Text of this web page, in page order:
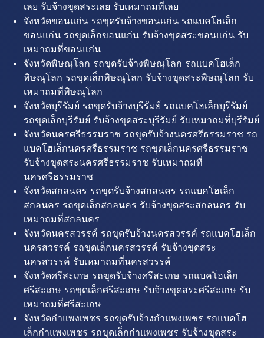
เลย รับจ้างขุดสระเลย รับเหมาถมที่เลย
จังหวัดขอนแก่น รถขุดรับจ้างขอนแก่น รถแบคโฮเล็ก
ขอนแก่น รถขุดเล็กขอนแก่น รับจ้างขุดสระขอนแก่น รับ
เหมาถมที่ขอนแก่น
จังหวัดพิษณุโลก รถขุดรับจ้างพิษณุโลก รถแบคโฮเล็ก
พิษณุโลก รถขุดเล็กพิษณุโลก รับจ้างขุดสระพิษณุโลก รับ
เหมาถมที่พิษณุโลก
จังหวัดบุรีรัมย์ รถขุดรับจ้างบุรีรัมย์ รถแบคโฮเล็กบุรีรัมย์
รถขุดเล็กบุรีรัมย์ รับจ้างขุดสระบุรีรัมย์ รับเหมาถมที่บุรีรัมย์
จังหวัดนครศรีธรรมราช รถขุดรับจ้างนครศรีธรรมราช รถ
แบคโฮเล็กนครศรีธรรมราช รถขุดเล็กนครศรีธรรมราช
รับจ้างขุดสระนครศรีธรรมราช รับเหมาถมที่
นครศรีธรรมราช
จังหวัดสกลนคร รถขุดรับจ้างสกลนคร รถแบคโฮเล็ก
สกลนคร รถขุดเล็กสกลนคร รับจ้างขุดสระสกลนคร รับ
เหมาถมที่สกลนคร
จังหวัดนครสวรรค์ รถขุดรับจ้างนครสวรรค์ รถแบคโฮเล็ก
นครสวรรค์ รถขุดเล็กนครสวรรค์ รับจ้างขุดสระ
นครสวรรค์ รับเหมาถมที่นครสวรรค์
จังหวัดศรีสะเกษ รถขุดรับจ้างศรีสะเกษ รถแบคโฮเล็ก
ศรีสะเกษ รถขุดเล็กศรีสะเกษ รับจ้างขุดสระศรีสะเกษ รับ
เหมาถมที่ศรีสะเกษ
จังหวัดกำแพงเพชร รถขุดรับจ้างกำแพงเพชร รถแบคโฮ
เล็กกำแพงเพชร รถขุดเล็กกำแพงเพชร รับจ้างขุดสระ